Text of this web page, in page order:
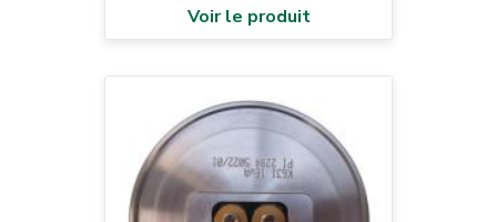
Voir le produit